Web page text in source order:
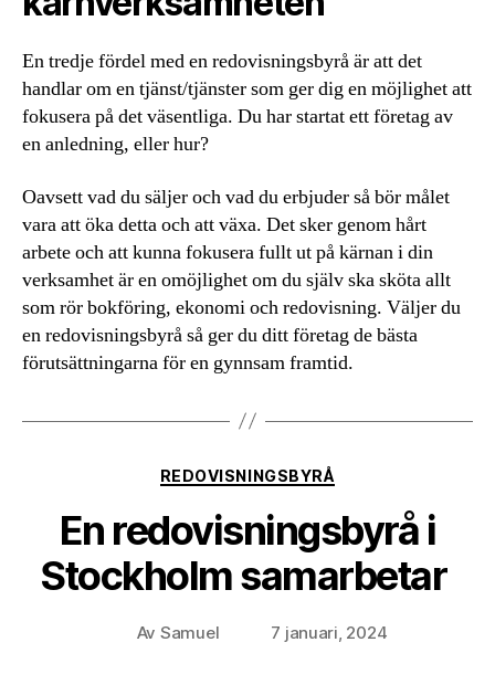
En tredje fördel med en redovisningsbyrå är att det
handlar om en tjänst/tjänster som ger dig en möjlighet att
fokusera på det väsentliga. Du har startat ett företag av
en anledning, eller hur?
Oavsett vad du säljer och vad du erbjuder så bör målet
vara att öka detta och att växa. Det sker genom hårt
arbete och att kunna fokusera fullt ut på kärnan i din
verksamhet är en omöjlighet om du själv ska sköta allt
som rör bokföring, ekonomi och redovisning. Väljer du
en redovisningsbyrå så ger du ditt företag de bästa
förutsättningarna för en gynnsam framtid.
Kategorier
REDOVISNINGSBYRÅ
En redovisningsbyrå i
Stockholm samarbetar
Inläggsförfattare
Av Samuel Inläggsdatum
7 januari, 2024